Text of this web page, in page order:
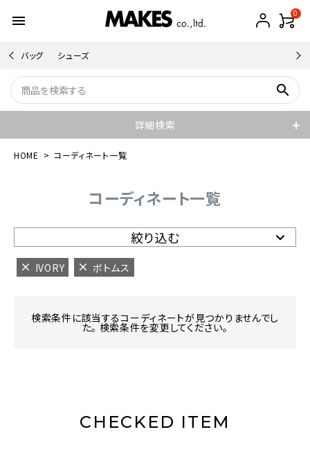
menu 0
バッグ シューズ
search
詳細検索
HOME コーディネート一覧
コーディネート一覧
絞り込む
IVORY ボトムス
検索条件に該当するコーディネートが見つかりませんでし
た。 検索条件を変更してください。
CHECKED ITEM